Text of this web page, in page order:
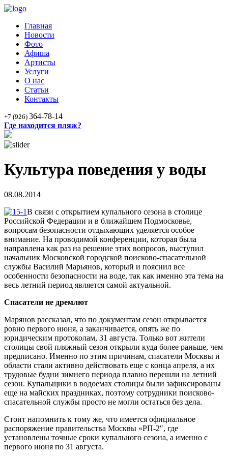
Главная
Новости
Фото
Афиша
Артисты
Услуги
О нас
Статьи
Контакты
+7 (926) 364-78-14
Где находится пляж?
Культура поведения у воды
08.08.2014
В связи с открытием купального сезона в столице
Российской Федерации и в ближайшем Подмосковье,
вопросам безопасности отдыхающих уделяется особое
внимание. На проводимой конференции, которая была
направлена как раз на решение этих вопросов, выступил
начальник Московской городской поисково-спасательной
службы Василий Марьянов, который и пояснил все
особенности безопасности на воде, так как именно эта тема на
весь летний период является самой актуальной.
Спасатели не дремлют
Марянов рассказал, что по документам сезон открывается
ровно первого июня, а заканчивается, опять же по
юридическим протоколам, 31 августа. Только вот жители
столицы свой пляжный сезон открыли куда более раньше, чем
предписано. Именно по этим причинам, спасатели Москвы и
области стали активно действовать еще с конца апреля, а их
трудовые будни зимнего периода плавно перешли на летний
сезон. Купальщики в водоемах столицы были зафиксированы
еще на майских праздниках, поэтому сотрудники поисково-
спасательной службы просто не могли остаться без дела.
Стоит напомнить к тому же, что имеется официальное
распоряжение правительства Москвы «РП-2″, где
установлены точные сроки купального сезона, а именно с
первого июня по 31 августа.